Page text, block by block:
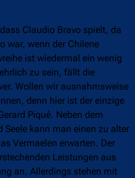
Claudio Bravo spielt, da
war, wenn der Chilene
ist wiedermal ein wenig
zu sein, fällt die
Wollen wir ausnahmsweise
denn hier ist der einzige
Piqué. Neben dem
kann man einen zu alter
Vermaelen erwarten. Der
Leistungen aus
an. Allerdings stehen mit